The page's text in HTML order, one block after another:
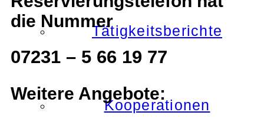
Tätigkeitsberichte
Kooperationen
die Nummer
07231 – 5 66 19 77
Weitere Angebote: